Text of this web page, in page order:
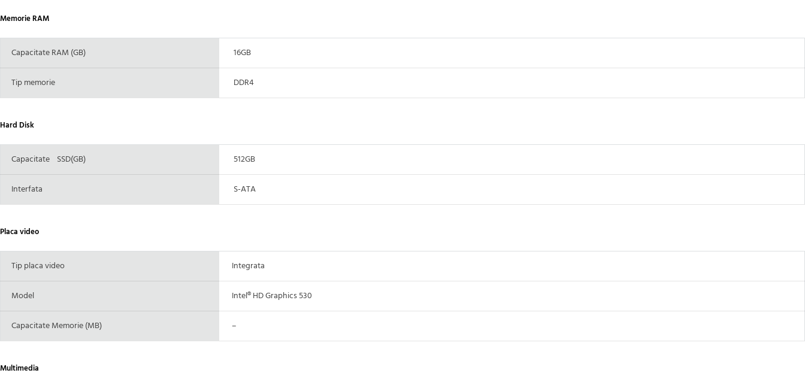
Memorie RAM
Capacitate RAM (GB) 16GB
Tip memorie DDR4
Hard Disk
Capacitate SSD(GB) 512GB
Interfata S-ATA
Placa video
Tip placa video Integrata
Model Intel® HD Graphics 530
Capacitate Memorie (MB) –
Multimedia